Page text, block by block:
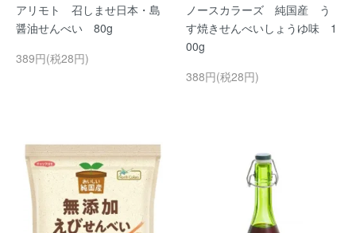
アリモト 召しませ日本・島
醤油せんべい 80g
389円(税28円)
ノースカラーズ 純国産 う
す焼きせんべいしょうゆ味 1
00g
388円(税28円)